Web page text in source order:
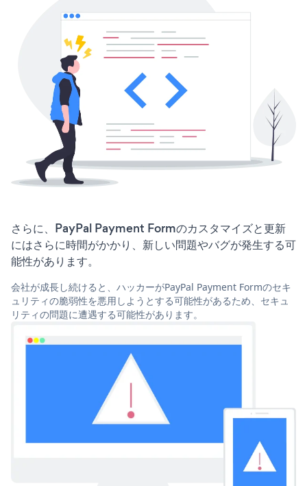
さらに、PayPal Payment Formのカスタマイズと更新
にはさらに時間がかかり、新しい問題やバグが発生する可
能性があります。
会社が成長し続けると、ハッカーがPayPal Payment Formのセキ
ュリティの脆弱性を悪用しようとする可能性があるため、セキュ
リティの問題に遭遇する可能性があります。